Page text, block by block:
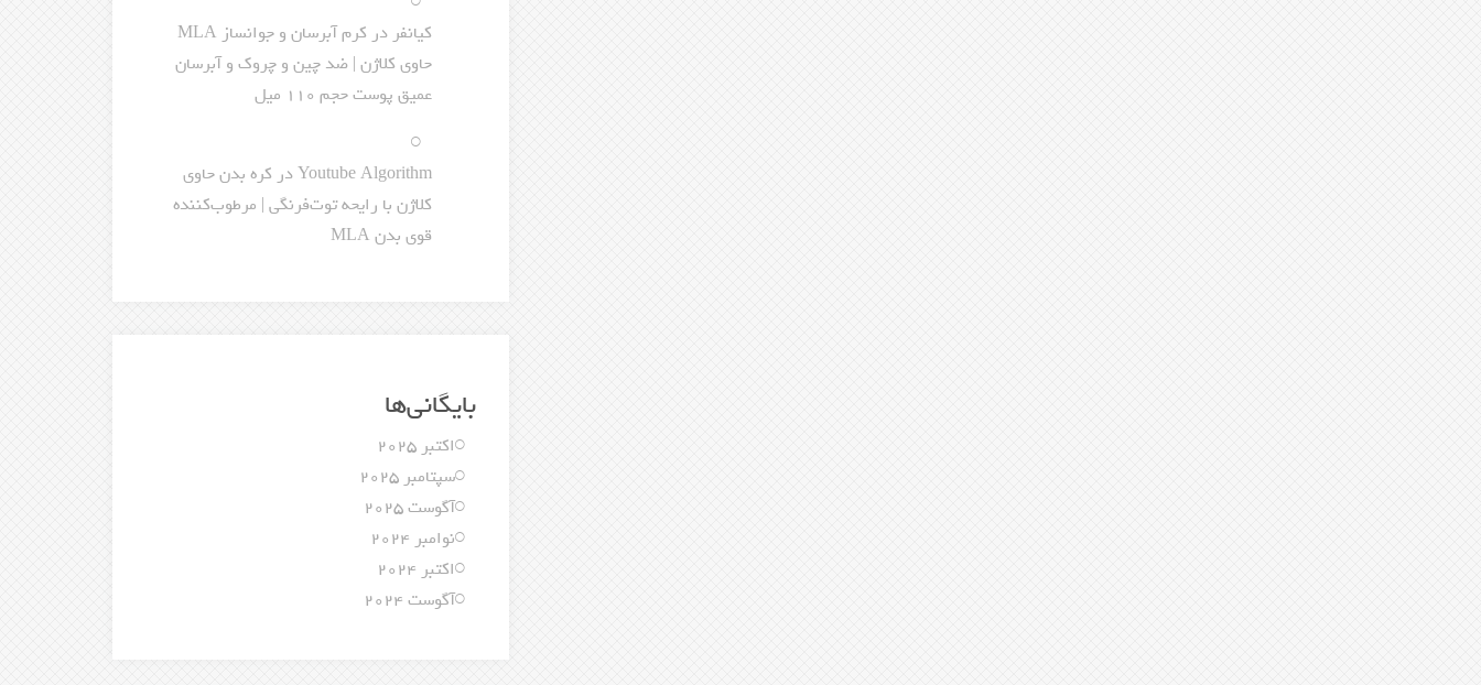
کیانفر در
کرم آبرسان و جوانساز MLA
حاوی کلاژن | ضد چین و چروک و آبرسان
عمیق پوست حجم 110 میل
Youtube Algorithmدر کره بدن حاوی
کلاژن با رایحه توت‌فرنگی | مرطوب‌کننده
قوی بدن MLA
بایگانی‌ها
اکتبر 2025
سپتامبر 2025
آگوست 2025
نوامبر 2024
اکتبر 2024
آگوست 2024